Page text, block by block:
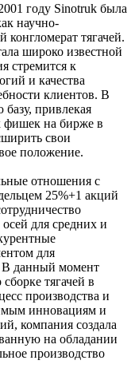
году Sinotruk была
научно-
конгломерат тягачей.
широко известной
стремится к
и качества
клиентов. В
привлекая
фишек на бирже в
свои
положение.
отношения с
25%+1 акций
для средних и
для
В данный момент
тягачей в
производства и
инновациям и
компания создала
на обладании
производство